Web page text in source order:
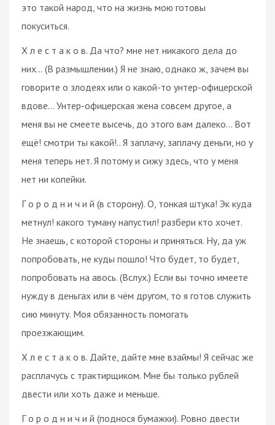
это такой народ, что на жизнь мою готовы
покуситься.
Х л е с т а к о в. Да что? мне нет никакого дела до
них... (В размышлении.) Я не знаю, однако ж, зачем вы
говорите о злодеях или о какой-то унтер-офицерской
вдове… Унтер-офицерская жена совсем другое, а
меня вы не смеете высечь, до этого вам далеко… Вот
ещё! смотри ты какой!.. Я заплачу, заплачу деньги, но у
меня теперь нет. Я потому и сижу здесь, что у меня
нет ни копейки.
Г о р о д н и ч и й (в сторону). О, тонкая штука! Эк куда
метнул! какого туману напустил! разбери кто хочет.
Не знаешь, с которой стороны и приняться. Ну, да уж
попробовать, не куды пошло! Что будет, то будет,
попробовать на авось. (Вслух.) Если вы точно имеете
нужду в деньгах или в чём другом, то я готов служить
сию минуту. Моя обязанность помогать
проезжающим.
Х л е с т а к о в. Дайте, дайте мне взаймы! Я сейчас же
расплачусь с трактирщиком. Мне бы только рублей
двести или хоть даже и меньше.
Г о р о д н и ч и й (поднося бумажки). Ровно двести